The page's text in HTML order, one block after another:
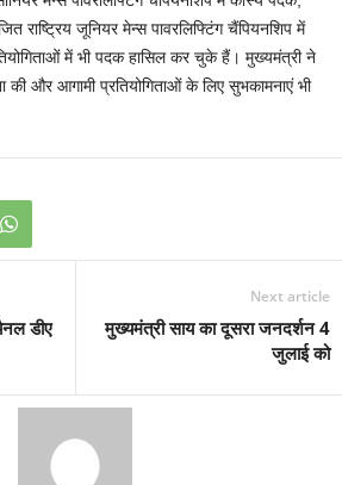
राष्ट्रिय जूनियर मेन्स पावरलिफ्टिंग चैंपियनशिप में
में भी पदक हासिल कर चुके हैं। मुख्यमंत्री ने
और आगामी प्रतियोगिताओं के लिए सुभकामनाएं भी
डीए
Next article
मुख्यमंत्री साय का दूसरा जनदर्शन 4
जुलाई को